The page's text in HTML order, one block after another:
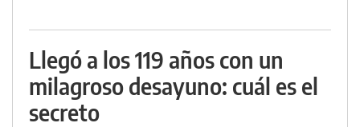
Llegó a los 119 años con un
milagroso desayuno: cuál es el
secreto